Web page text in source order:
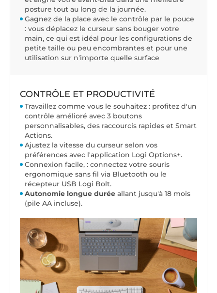
posture tout au long de la journée.
Gagnez de la place avec le contrôle par le pouce
: vous déplacez le curseur sans bouger votre
main, ce qui est idéal pour les configurations de
petite taille ou peu encombrantes et pour une
utilisation sur n'importe quelle surface
CONTRÔLE ET PRODUCTIVITÉ
Travaillez comme vous le souhaitez : profitez d'un
contrôle amélioré avec 3 boutons
personnalisables, des raccourcis rapides et Smart
Actions.
Ajustez la vitesse du curseur selon vos
préférences avec l'application Logi Options+.
Connexion facile, : connectez votre souris
ergonomique sans fil via Bluetooth ou le
récepteur USB Logi Bolt.
Autonomie longue durée allant jusqu'à 18 mois
(pile AA incluse).